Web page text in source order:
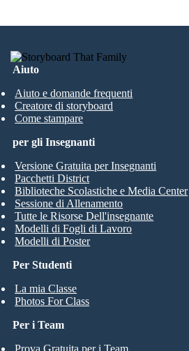
Aiuto
Aiuto e domande frequenti
Creatore di storyboard
Come stampare
Per Studenti
La mia Classe
Photos For Class
per gli Insegnanti
Versione Gratuita per Insegnanti
Pacchetti District
Biblioteche Scolastiche e Media Center
Sessione di Allenamento
Tutte le Risorse Dell'insegnante
Modelli di Fogli di Lavoro
Modelli di Poster
Per i Team